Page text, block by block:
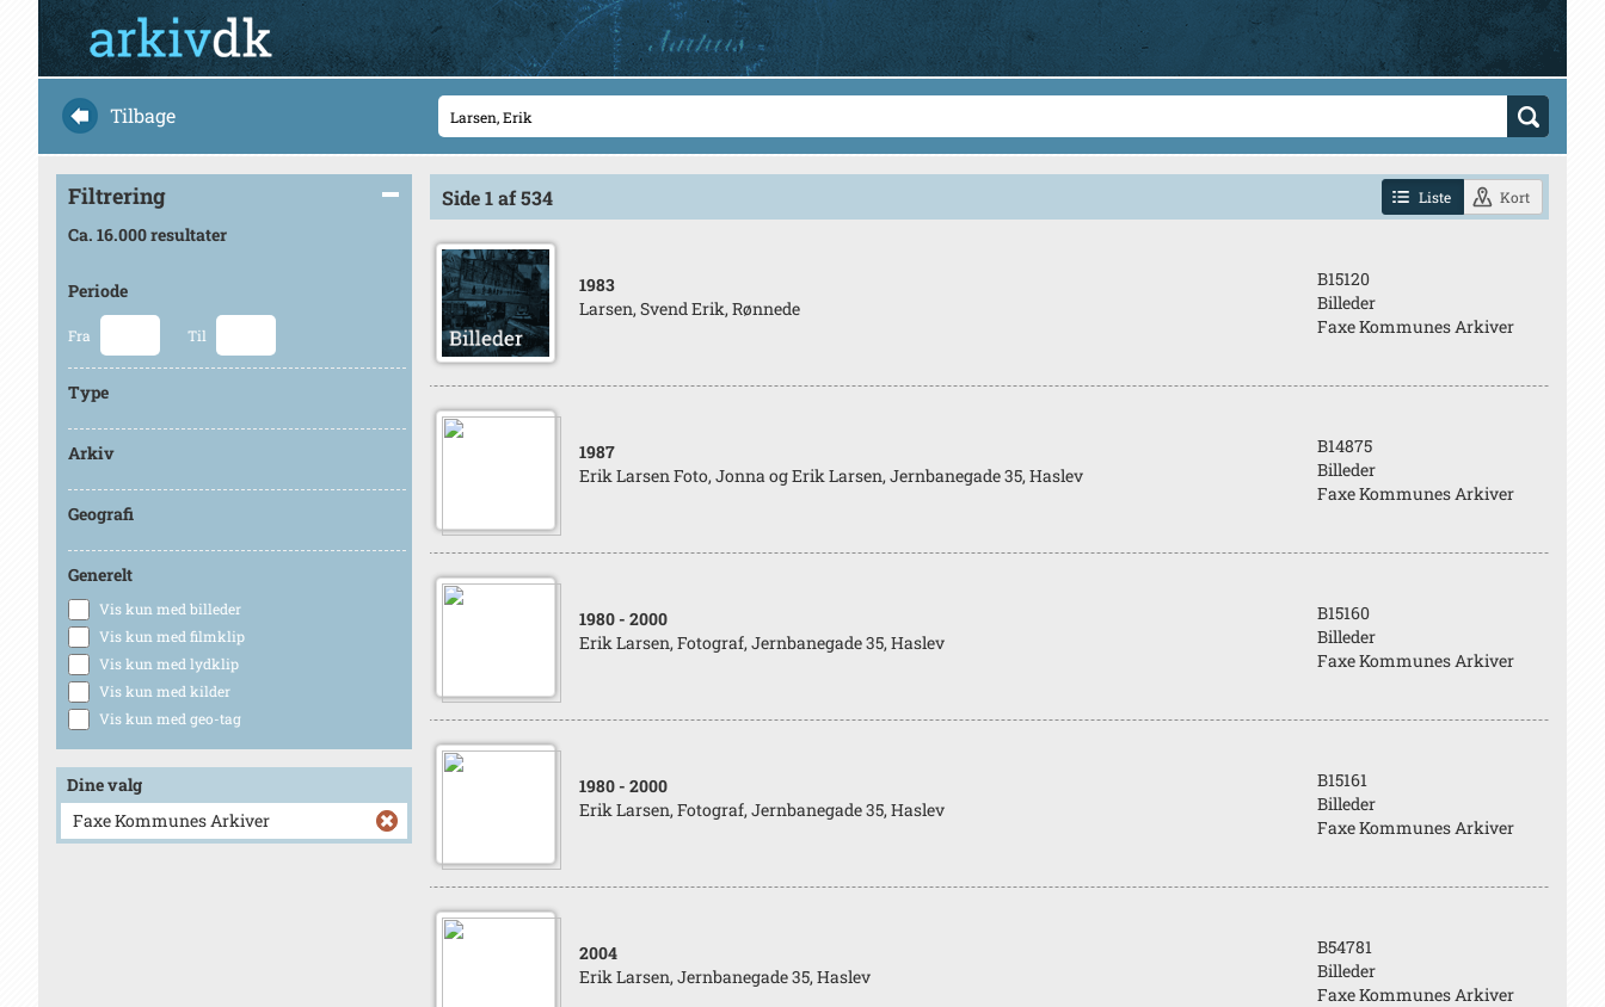
Tilbage
Filtrering
Ca. 16.000 resultater
Periode
Fra Til
Type
Arkiv
Geografi
Generelt
Vis kun med billeder
Vis kun med filmklip
Vis kun med lydklip
Vis kun med kilder
Vis kun med geo-tag
Dine valg
Faxe Kommunes Arkiver
Side 1 af 534 Liste Kort
1983
Larsen, Svend Erik, Rønnede
B15120
Billeder
Faxe Kommunes Arkiver
1987
Erik Larsen Foto, Jonna og Erik Larsen, Jernbanegade 35, Haslev
B14875
Billeder
Faxe Kommunes Arkiver
1980 - 2000
Erik Larsen, Fotograf, Jernbanegade 35, Haslev
B15160
Billeder
Faxe Kommunes Arkiver
1980 - 2000
Erik Larsen, Fotograf, Jernbanegade 35, Haslev
B15161
Billeder
Faxe Kommunes Arkiver
2004
Erik Larsen, Jernbanegade 35, Haslev
B54781
Billeder
Faxe Kommunes Arkiver